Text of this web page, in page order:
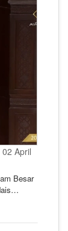
April
Besar